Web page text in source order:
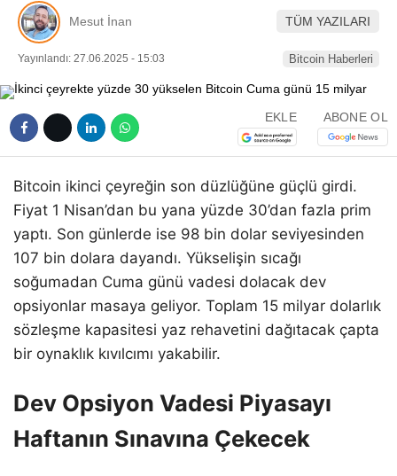
Mesut İnan TÜM YAZILARI
Yayınlandı: 27.06.2025 - 15:03 Bitcoin Haberleri
EKLE ABONE OL
Bitcoin ikinci çeyreğin son düzlüğüne güçlü girdi.
Fiyat 1 Nisan’dan bu yana yüzde 30’dan fazla prim
yaptı. Son günlerde ise 98 bin dolar seviyesinden
107 bin dolara dayandı. Yükselişin sıcağı
soğumadan Cuma günü vadesi dolacak dev
opsiyonlar masaya geliyor. Toplam 15 milyar dolarlık
sözleşme kapasitesi yaz rehavetini dağıtacak çapta
bir oynaklık kıvılcımı yakabilir.
Dev Opsiyon Vadesi Piyasayı
Haftanın Sınavına Çekecek